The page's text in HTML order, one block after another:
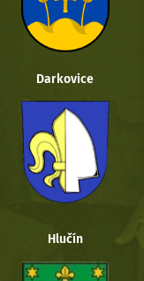
Darkovice
Hlučín